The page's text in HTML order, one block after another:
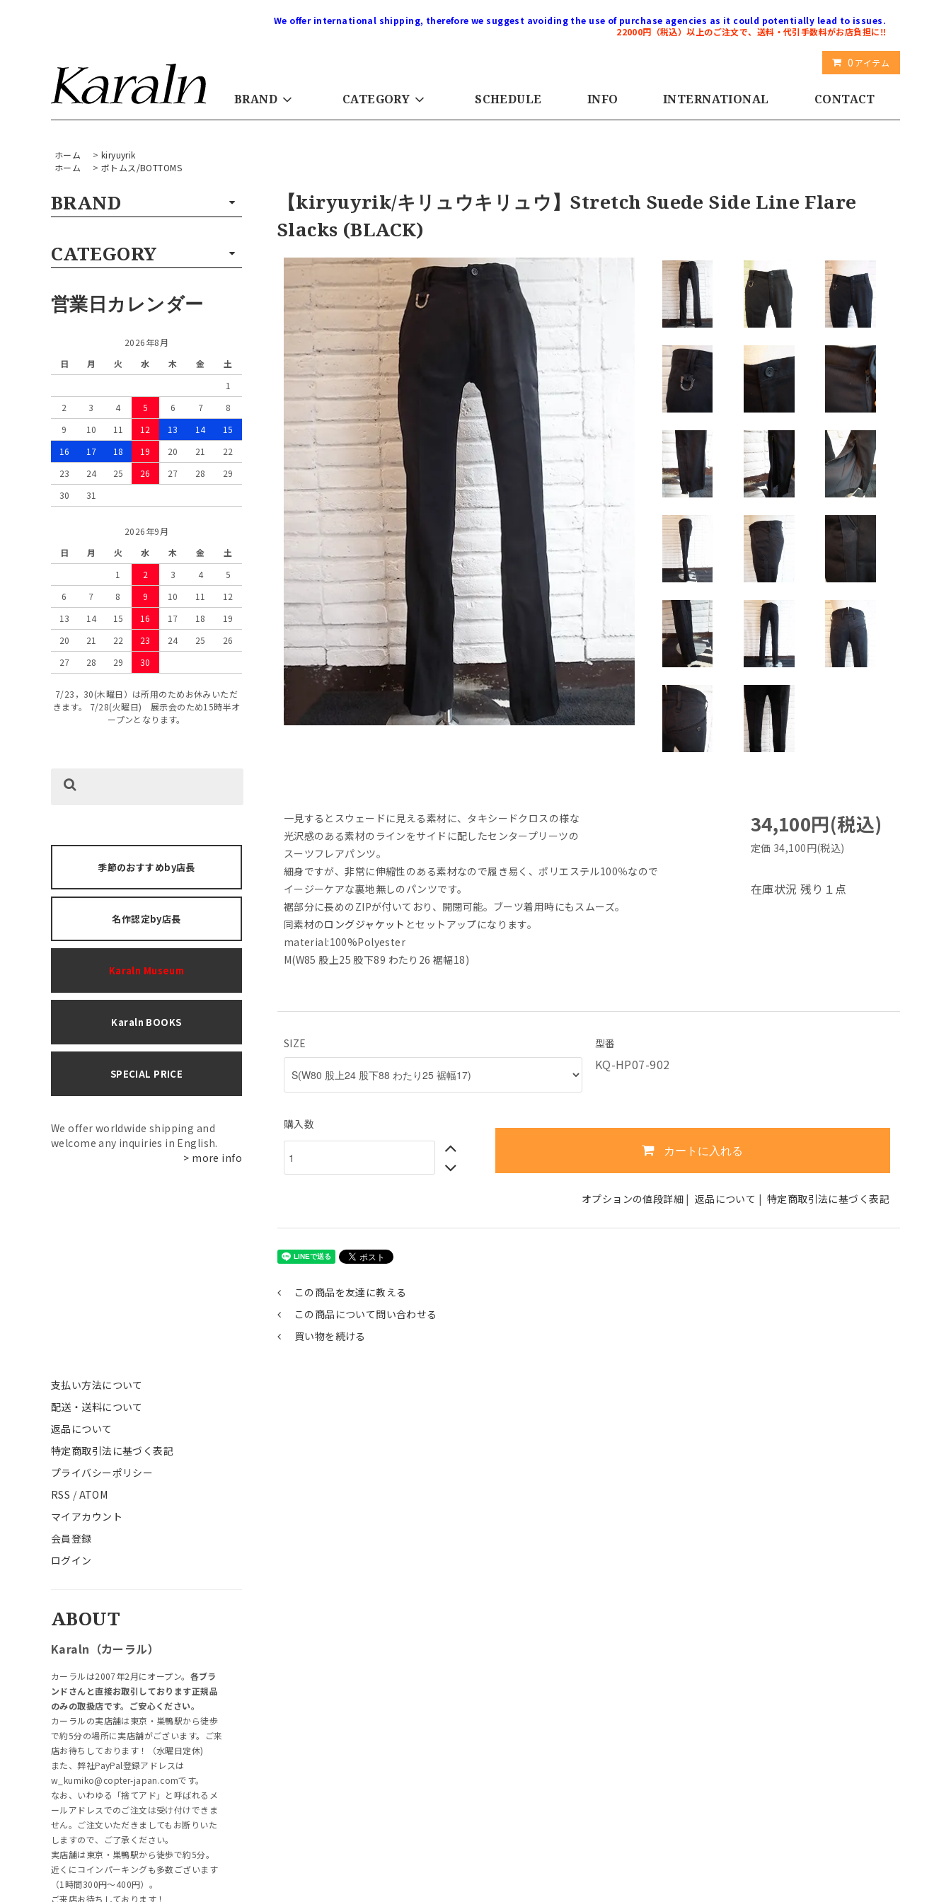
We offer international shipping, therefore we suggest avoiding the use of purchase agencies as it could potentially lead to issues.
22000円（税込）以上のご注文で、送料・代引手数料がお店負担に‼️
0 アイテム
BRAND CATEGORY SCHEDULE INFO INTERNATIONAL CONTACT
ホーム > kiryuyrik
ホーム
> ボトムス/BOTTOMS
BRAND
CATEGORY
営業日カレンダー
2026年8月
日
月 火 水 木 金
土
1
2
3 4 5 6 7
8
9
10 11 12 13 14
15
16
17 18 19 20 21
22
23
24 25 26 27 28
29
30
31
2026年9月
日
月 火 水 木 金
土
1
2 3 4
5
6
7 8 9 10 11
12
13
14 15 16 17 18
19
20
21 22 23 24 25
26
27
28 29 30
7/23，30(木曜日）は所用のためお休みいただ
きます。 7/28(火曜日) 展示会のため15時半オ
ープンとなります。
季節のおすすめby店長
名作認定by店長
Karaln Museum
Karaln BOOKS
SPECIAL PRICE
We offer worldwide shipping and
welcome any inquiries in English.
> more info
支払い方法について
配送・送料について
返品について
特定商取引法に基づく表記
プライバシーポリシー
RSS / ATOM
マイアカウント
会員登録
ログイン
ABOUT
Karaln（カーラル）
カーラルは2007年2月にオープン。 各ブラ
ンドさんと直接お取引しております正規品
のみの取扱店です。ご安心ください。
カーラルの実店舗は東京・巣鴨駅から徒歩
で約5分の場所に実店舗がございます。ご来
店お待ちしております！（水曜日定休)
また、弊社PayPal登録アドレスは
w_kumiko@copter-japan.comです。
なお、いわゆる「捨てアド」と呼ばれるメ
ールアドレスでのご注文は受け付けできま
せん。ご注文いただきましてもお断りいた
しますので、ご了承ください。
実店舗は東京・巣鴨駅から徒歩で約5分。
近くにコインパーキングも多数ございます
（1時間300円～400円）。
ご来店お待ちしております！
【kiryuyrik/キリュウキリュウ】Stretch Suede Side Line Flare
Slacks (BLACK)
一見するとスウェードに見える素材に、タキシードクロスの様な
光沢感のある素材のラインをサイドに配したセンタープリーツの
スーツフレアパンツ。
細身ですが、非常に伸縮性のある素材なので履き易く、ポリエステル100％なので
イージーケアな裏地無しのパンツです。
裾部分に長めのZIPが付いており、開閉可能。ブーツ着用時にもスムーズ。
同素材のロングジャケット とセットアップになります。
material:100%Polyester
M(W85 股上25 股下89 わたり26 裾幅18)
34,100円(税込)
定価 34,100円(税込)
在庫状況 残り１点
SIZE 型番
KQ-HP07-902
購入数
カートに入れる
オプションの値段詳細 | 返品について | 特定商取引法に基づく表記
この商品を友達に教える
この商品について問い合わせる
買い物を続ける